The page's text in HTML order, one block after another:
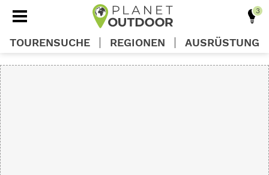
TOURENSUCHE REGIONEN AUSRÜSTUNG